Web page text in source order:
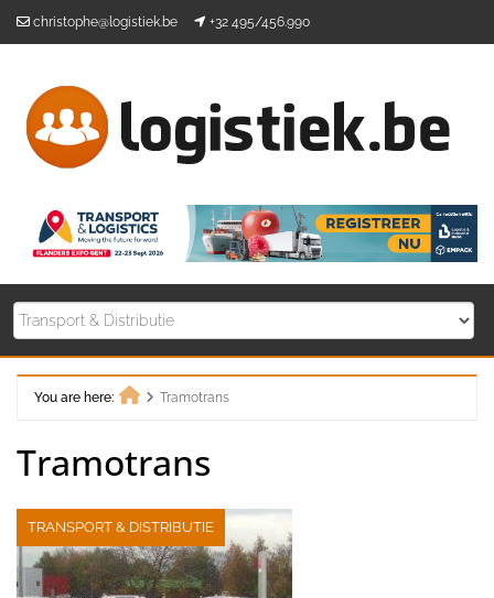
christophe@logistiek.be +32 495/456.990
You are here:
Tramotrans
Tramotrans
TRANSPORT & DISTRIBUTIE